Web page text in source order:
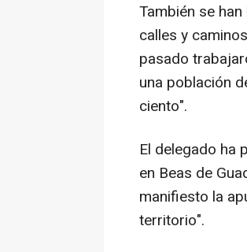
También se
calles y
pasado
una población
ciento".
El delegado ha
en Beas de
manifiesto la
territorio".